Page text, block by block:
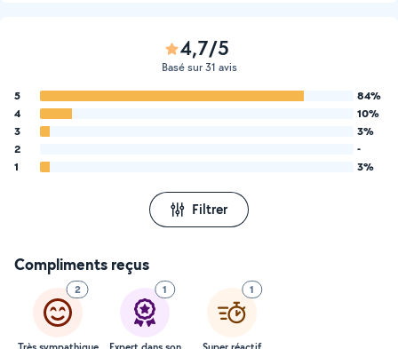
4,7/5
Basé sur 31 avis
5
84%
4
10%
3
3%
2
-
1
3%
Filtrer
Compliments reçus
2 1 1